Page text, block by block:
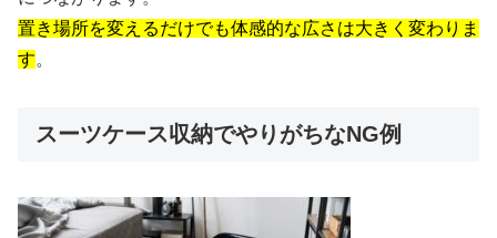
置き場所を変えるだけでも体感的な広さは大きく変わりま
す。
スーツケース収納でやりがちなNG例